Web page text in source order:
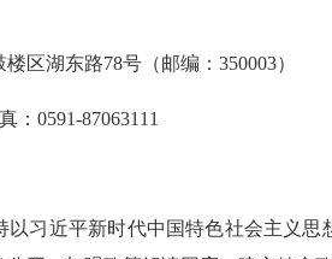
湖东路78号（邮编：350003）
0591-87063111
习近平新时代中国特色社会主义思